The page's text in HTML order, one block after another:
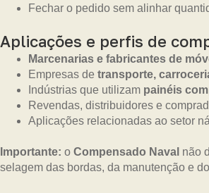
Fechar o pedido sem alinhar
Aplicações e perfis de
Marcenarias e fabricantes de
Empresas de transporte,
Indústrias que utilizam painéis
Revendas, distribuidores e
Aplicações relacionadas ao setor
Importante: o Compensado Naval não
selagem das bordas, da manutenção e